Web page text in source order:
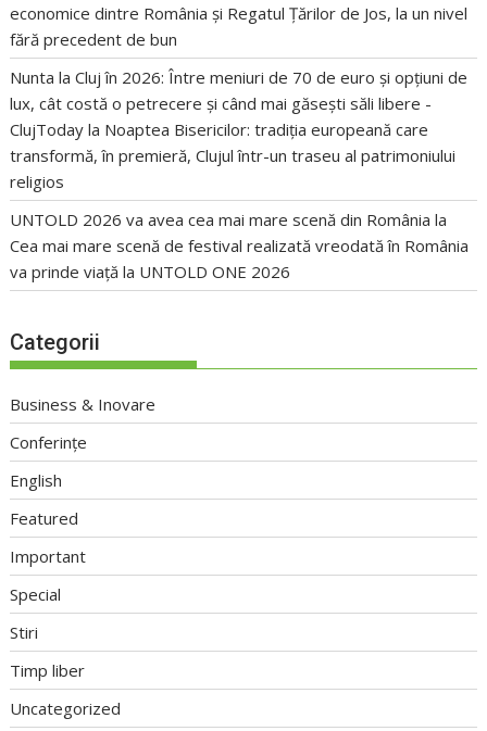
economice dintre România și Regatul Țărilor de Jos, la un nivel
fără precedent de bun
Nunta la Cluj în 2026: Între meniuri de 70 de euro și opțiuni de
lux, cât costă o petrecere și când mai găsești săli libere -
ClujToday la Noaptea Bisericilor: tradiția europeană care
transformă, în premieră, Clujul într-un traseu al patrimoniului
religios
UNTOLD 2026 va avea cea mai mare scenă din România la
Cea mai mare scenă de festival realizată vreodată în România
va prinde viață la UNTOLD ONE 2026
Categorii
Business & Inovare
Conferințe
English
Featured
Important
Special
Stiri
Timp liber
Uncategorized